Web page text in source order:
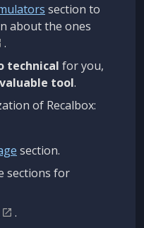
section to
about the ones
.
technical for you,
valuable tool.
of Recalbox:
section.
sections for
.